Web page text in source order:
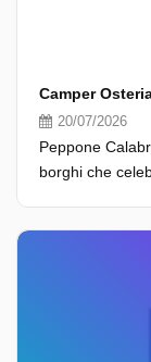
Camper
20/07/2026
Peppone
borghi che